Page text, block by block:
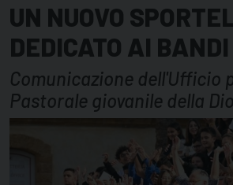
UN NUOVO
DEDICATO AI BANDI
Comunicazione dell'Ufficio
Pastorale giovanile della